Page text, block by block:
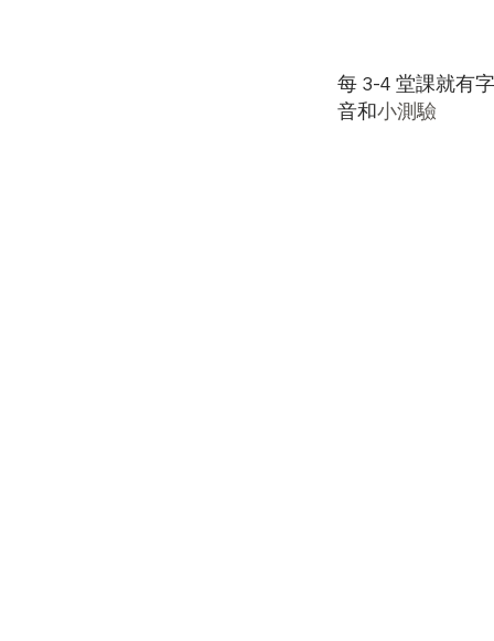
每 3-4 堂課就有
音和小測驗